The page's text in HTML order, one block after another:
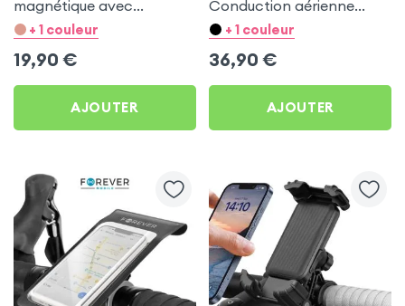
magnétique avec
télécommande, anti-
V29 Lite 5G
+ 1 couleur
19,90 €
AJOUTER
Conduction aérienne
Swissten Run Beige pour
+ 1 couleur
36,90 €
AJOUTER